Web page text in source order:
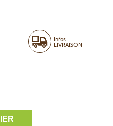
Infos
LIVRAISON